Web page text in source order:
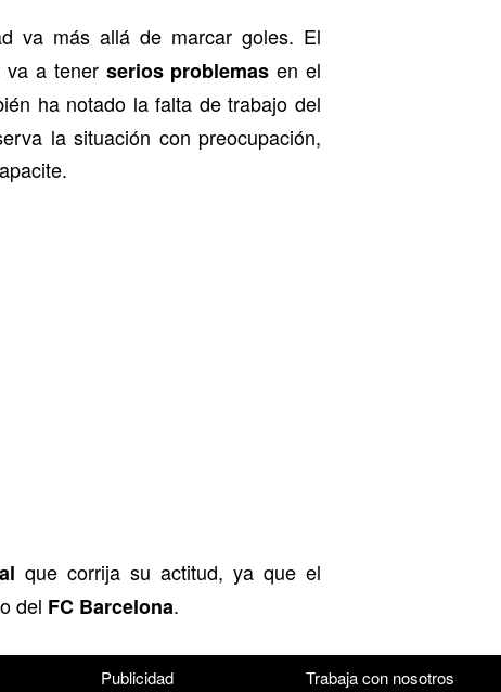
va más allá de marcar goles. El
va a tener serios problemas en el
ha notado la falta de trabajo del
la situación con preocupación,
que corrija su actitud, ya que el
del FC Barcelona.
Publicidad Trabaja con nosotros